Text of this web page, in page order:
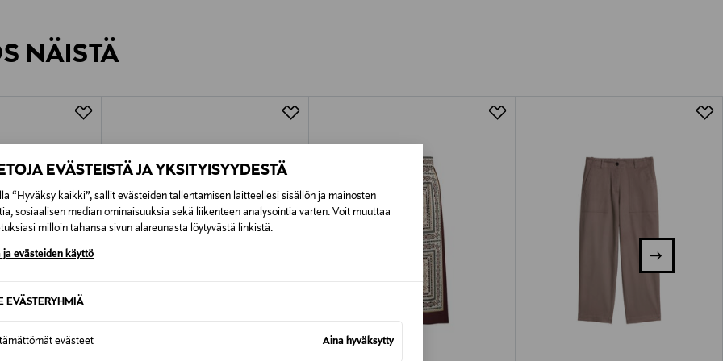
EVÄSTEISTÄ JA YKSITYISYYDESTÄ
“Hyväksy kaikki”, sallit evästeiden tallentamisen laitteellesi sisällön ja mainosten
sosiaalisen median ominaisuuksia sekä liikenteen analysointia varten. Voit muuttaa
milloin tahansa sivun alareunasta löytyvästä linkistä.
ja evästeiden käyttö
EVÄSTERYHMIÄ
evästeet Aina hyväksytty
Alk. 6,90 €, kun toimitus on saatavilla valittuun osoitteeseen.
NÄISTÄ